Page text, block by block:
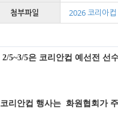
첨부파일
2026 코리아
2/5~3/5은 코리안컵 예선전 선
코리안컵 행사는 화원협회가